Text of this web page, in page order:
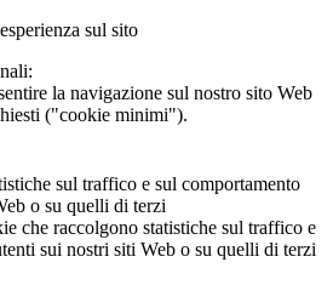
sul sito
la navigazione sul nostro sito Web
("cookie minimi").
sul traffico e sul comportamento
o su quelli di terzi
che raccolgono statistiche sul traffico e
sui nostri siti Web o su quelli di terzi